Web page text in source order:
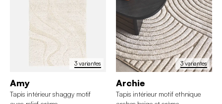
3 variantes
Amy
Tapis intérieur shaggy motif
3 variantes
Archie
Tapis intérieur motif ethnique